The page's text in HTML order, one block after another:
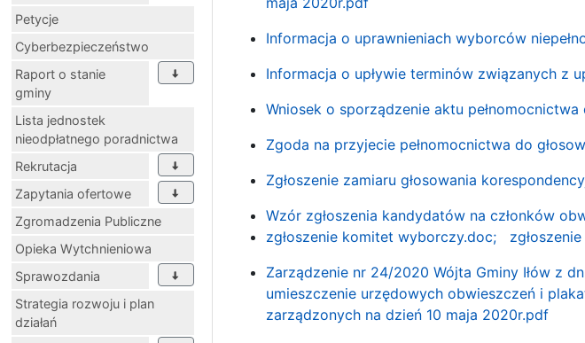
Petycje
Cyberbezpieczeństwo
Raport o stanie
gminy
Lista jednostek
nieodpłatnego poradnictwa
Rekrutacja
Zapytania ofertowe
Zgromadzenia Publiczne
Opieka Wytchnieniowa
Sprawozdania
Strategia rozwoju i plan
działań
Informacja o uprawnieniach wyborców
Informacja o upływie terminów związanych z
Wniosek o sporządzenie aktu
Zgoda na przyjecie pełnomocnictwa do
Zgłoszenie zamiaru głosowania
Wzór zgłoszenia kandydatów na członków
zgłoszenie komitet wyborczy.doc;
Zarządzenie nr 24/2020 Wójta Gminy Iłów z
umieszczenie urzędowych obwieszczeń i
zarządzonych na dzień 10 maja 2020r.pdf